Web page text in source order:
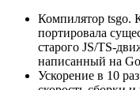
Компилятор tsgo.
портировала
старого JS/TS-
написанный на
Ускорение в 10